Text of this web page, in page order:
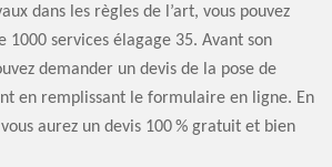
dans les règles de l’art, vous pouvez
1000 services élagage 35. Avant son
demander un devis de la pose de
en remplissant le formulaire en ligne. En
aurez un devis 100 % gratuit et bien